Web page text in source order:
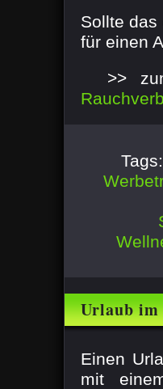
Sollte das
für einen
>>
Tags:
Urlaub im
Einen
mit